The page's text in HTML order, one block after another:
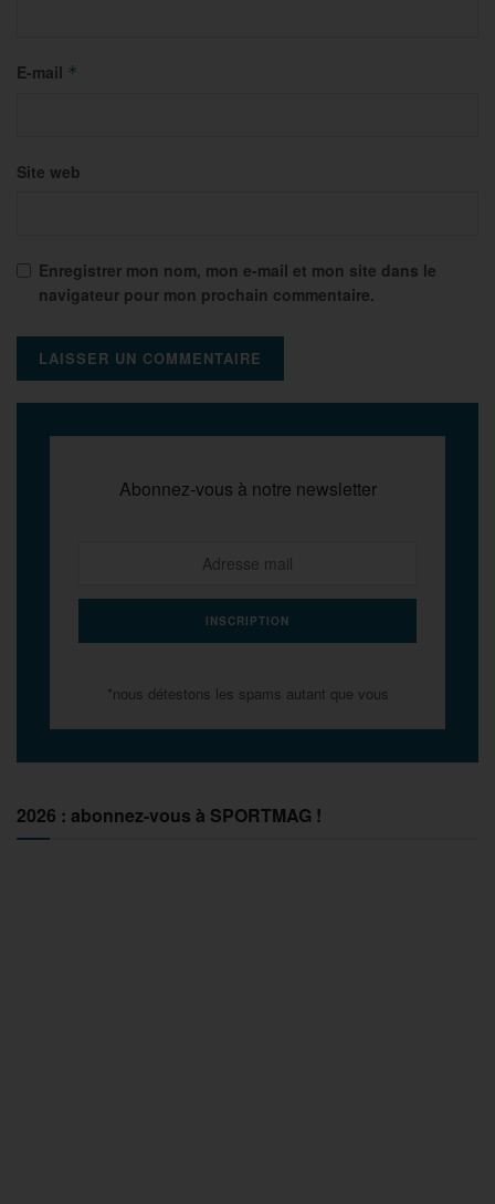
E-mail *
Site web
Enregistrer mon nom, mon e-mail et mon site dans le
navigateur pour mon prochain commentaire.
Abonnez-vous à notre newsletter
*nous détestons les spams autant que vous
2026 : abonnez-vous à SPORTMAG !